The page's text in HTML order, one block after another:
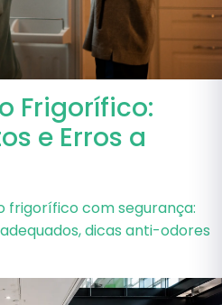
Frigorífico:
e Erros a
frigorífico com segurança:
dicas anti-odores